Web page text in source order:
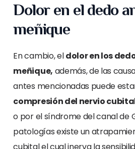
Dolor en el dedo
meñique
En cambio, eldolor en los
meñique, además, de las
antes mencionadas puede
compresión del nervio
o por el síndrome del canal de
patologías existe un